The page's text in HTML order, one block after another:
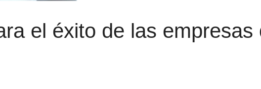
el éxito de las empresas